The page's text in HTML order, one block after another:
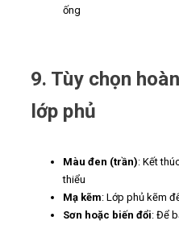
ống
9. Tùy chọn
lớp phủ
Màu đen (trần): Kết
thiểu
Mạ kẽm: Lớp phủ kẽm
Sơn hoặc biến đổi: Để